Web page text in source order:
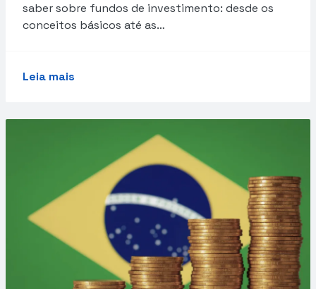
saber sobre fundos de investimento: desde os
conceitos básicos até as…
Leia mais